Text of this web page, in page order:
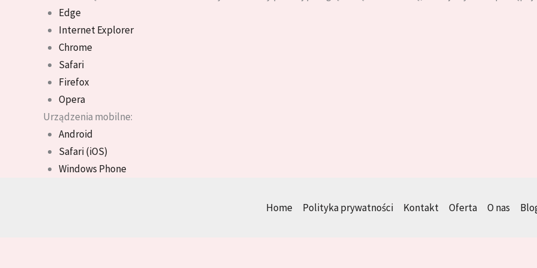
Edge
Internet Explorer
Chrome
Safari
Firefox
Opera
Urządzenia mobilne:
Android
Safari (iOS)
Windows Phone
Home Polityka prywatności Kontakt Oferta O nas